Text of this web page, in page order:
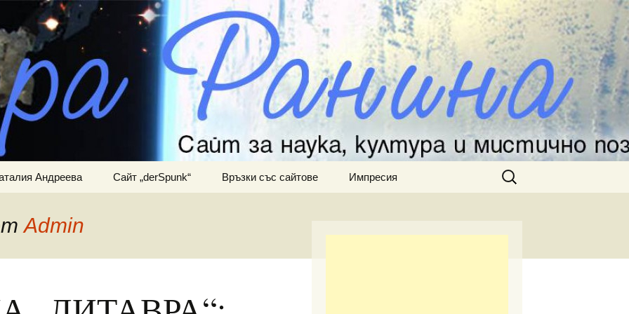
и мистично познание
Андреева Сайт „derSpunk“ Връзки със сайтове Импресия
Търсене
за:
Admin